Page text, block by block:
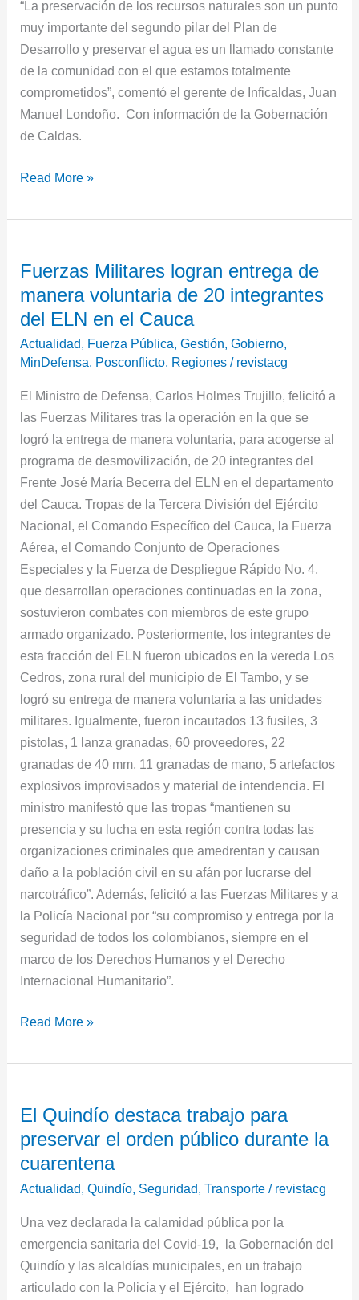
“La preservación de los recursos naturales son un punto
muy importante del segundo pilar del Plan de
Desarrollo y preservar el agua es un llamado constante
de la comunidad con el que estamos totalmente
comprometidos”, comentó el gerente de Inficaldas, Juan
Manuel Londoño. Con información de la Gobernación
de Caldas.
Read More »
Fuerzas Militares logran entrega de
manera voluntaria de 20 integrantes
del ELN en el Cauca
Actualidad, Fuerza Pública,Gestión,Gobierno,
MinDefensa, Posconflicto, Regiones / revistacg
El Ministro de Defensa, Carlos Holmes Trujillo, felicitó a
las Fuerzas Militares tras la operación en la que se
logró la entrega de manera voluntaria, para acogerse al
programa de desmovilización, de 20 integrantes del
Frente José María Becerra del ELN en el departamento
del Cauca. Tropas de la Tercera División del Ejército
Nacional, el Comando Específico del Cauca, la Fuerza
Aérea, el Comando Conjunto de Operaciones
Especiales y la Fuerza de Despliegue Rápido No. 4,
que desarrollan operaciones continuadas en la zona,
sostuvieron combates con miembros de este grupo
armado organizado. Posteriormente, los integrantes de
esta fracción del ELN fueron ubicados en la vereda Los
Cedros, zona rural del municipio de El Tambo, y se
logró su entrega de manera voluntaria a las unidades
militares. Igualmente, fueron incautados 13 fusiles, 3
pistolas, 1 lanza granadas, 60 proveedores, 22
granadas de 40 mm, 11 granadas de mano, 5 artefactos
explosivos improvisados y material de intendencia. El
ministro manifestó que las tropas “mantienen su
presencia y su lucha en esta región contra todas las
organizaciones criminales que amedrentan y causan
daño a la población civil en su afán por lucrarse del
narcotráfico”. Además, felicitó a las Fuerzas Militares y a
la Policía Nacional por “su compromiso y entrega por la
seguridad de todos los colombianos, siempre en el
marco de los Derechos Humanos y el Derecho
Internacional Humanitario”.
Militares
logran
entrega
de
manera
de
20
integrantes
del
ELN
en
el
Cauca
Read More »
El Quindío destaca trabajo para
preservar el orden público durante la
cuarentena
Actualidad,Quindío, Seguridad,Transporte / revistacg
Una vez declarada la calamidad pública por la
emergencia sanitaria del Covid-19, la Gobernación del
Quindío y las alcaldías municipales, en un trabajo
articulado con la Policía y el Ejército, han logrado
Quindío
destaca
trabajo
para
el
orden
público
durante